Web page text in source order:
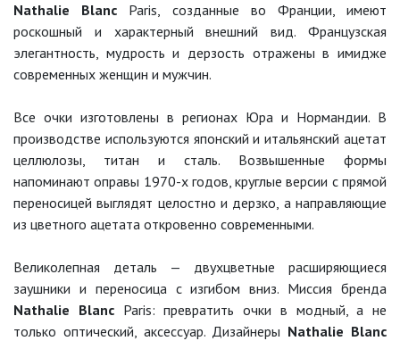
Nathalie Blanc Paris, созданные во Франции, имеют
роскошный и характерный внешний вид. Французская
элегантность, мудрость и дерзость отражены в имидже
современных женщин и мужчин.
Все очки изготовлены в регионах Юра и Нормандии. В
производстве используются японский и итальянский ацетат
целлюлозы, титан и сталь. Возвышенные формы
напоминают оправы 1970-х годов, круглые версии с прямой
переносицей выглядят целостно и дерзко, а направляющие
из цветного ацетата откровенно современными.
Великолепная деталь — двухцветные расширяющиеся
заушники и переносица с изгибом вниз. Миссия бренда
Nathalie BlancParis: превратить очки в модный, а не
только оптический, аксессуар. Дизайнеры Nathalie Blanc